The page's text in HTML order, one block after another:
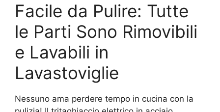
Facile da Pulire: Tutte
le Parti Sono Rimovibili
e Lavabili in
Lavastoviglie
Nessuno ama perdere tempo in cucina con la